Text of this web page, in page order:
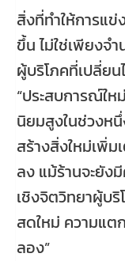
สิ่งที่ทำให้การแ
ขึ้น ไม่ใช่เพียงจ
ผู้บริโภคที่เปลี่ย
“ประสบการณ์ให
นิยมสูงในช่วงห
สร้างสิ่งใหม่เพิ่
ลง แม้ร้านจะยัง
เชิงจิตวิทยาผู้บ
สดใหม่ ความแต
ลอง”